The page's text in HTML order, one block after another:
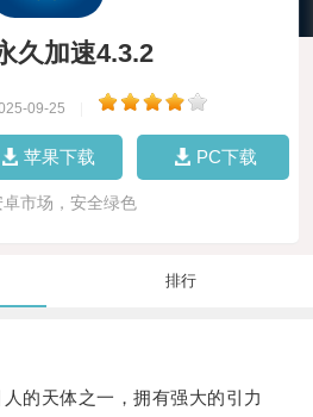
久加速4.3.2
09-25
苹果下载 PC下载
卓市场，安全绿色
排行
天体之一，拥有强大的引力